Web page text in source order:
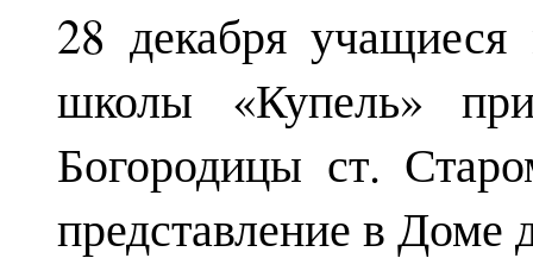
28 декабря
школы «Купель»
Богородицы ст.
представление в Доме